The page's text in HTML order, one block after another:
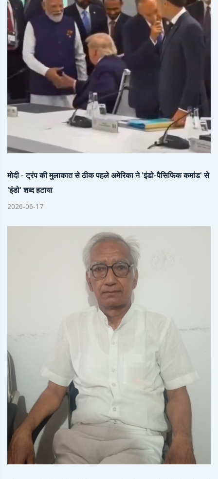
मोदी - ट्रंप की मुलाकात से ठीक पहले अमेरिका ने 'इंडो-पैसिफिक कमांड' से
'इंडो' शब्द हटाया
2026-06-17